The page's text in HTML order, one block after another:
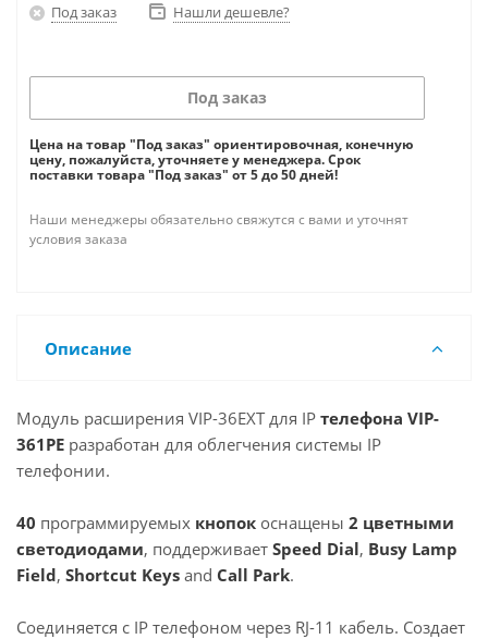
Под заказ Нашли дешевле?
Под заказ
Цена на товар "Под заказ" ориентировочная, конечную
цену, пожалуйста, уточняете у менеджера. Срок
поставки товара "Под заказ" от 5 до 50 дней!
Наши менеджеры обязательно свяжутся с вами и уточнят
условия заказа
Описание
Модуль расширения VIP-36EXT для IP телефона VIP-
361PE разработан для облегчения системы IP
телефонии.
40 программируемых кнопок оснащены 2 цветными
светодиодами, поддерживает Speed Dial, Busy Lamp
Field, Shortcut Keys and Call Park.
Соединяется с IP телефоном через RJ-11 кабель. Создает